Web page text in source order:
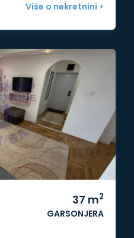
Više o nekretnini >
37 m2
GARSONJERA